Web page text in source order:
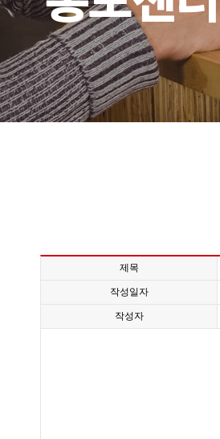
제목
작성일자
작성자